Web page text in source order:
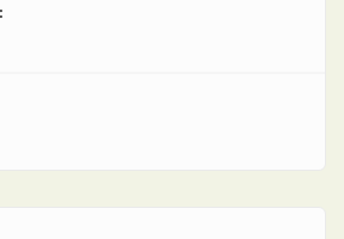
y servicios posventa de